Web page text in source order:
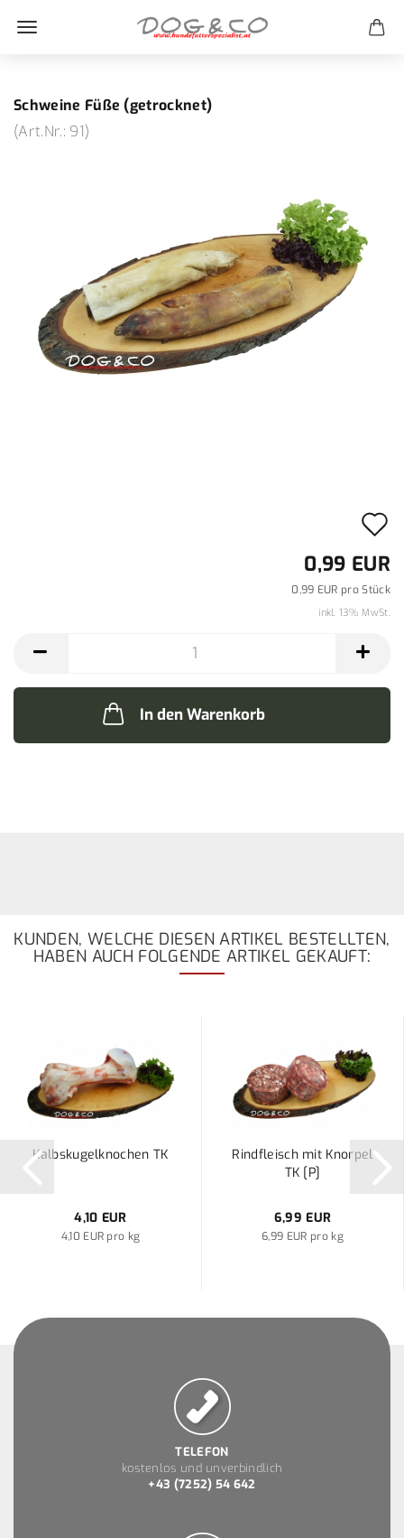
Schweine Füße (getrocknet)
(Art.Nr.: 91)
0,99 EUR
0,99 EUR pro Stück
inkl. 13% MwSt.
In den Warenkorb
KUNDEN, WELCHE DIESEN ARTIKEL BESTELLTEN,
HABEN AUCH FOLGENDE ARTIKEL GEKAUFT:
Kalbskugelknochen TK
4,10 EUR
4,10 EUR pro kg
Rindfleisch mit Knorpel
TK [P]
6,99 EUR
6,99 EUR pro kg
TELEFON
kostenlos und unverbindlich
+43 (7252) 54 642